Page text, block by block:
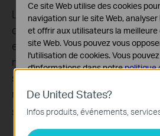
Les produits Deco visent à
considérablement la capacité
environnements à fort trafic.
nombre d'écrans ou d'appareils
simultanément, tout le monde
réseau plus efficace qui se
sans réduire les performances.
De United States?
Infos produits, événements,
Ce site Web utilise des cookies
navigation sur le site Web,
et offrir aux utilisateurs la
site Web. Vous pouvez vous
l'utilisation de cookies. Vous
d'informations dans notrepolitique
Ces cookies sont nécessaires au
site Web et ne peuvent pas être